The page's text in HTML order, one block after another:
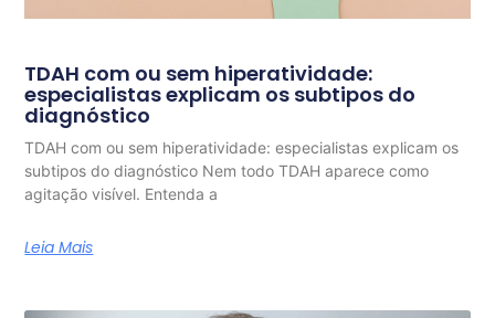
TDAH com ou sem hiperatividade:
especialistas explicam os subtipos do
diagnóstico
TDAH com ou sem hiperatividade: especialistas explicam os
subtipos do diagnóstico Nem todo TDAH aparece como
agitação visível. Entenda a
Leia Mais